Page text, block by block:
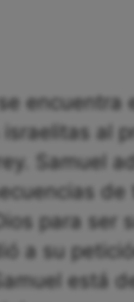
se
al
Samuel
de
para ser
a su
está